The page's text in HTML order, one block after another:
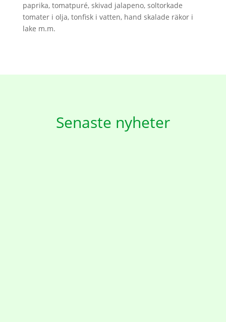
paprika, tomatpuré, skivad jalapeno, soltorkade
tomater i olja, tonfisk i vatten, hand skalade räkor i
lake m.m.
Senaste nyheter